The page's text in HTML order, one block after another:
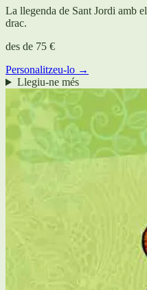
La llegenda de Sant Jordi amb
drac.
des de 75 €
Personalitzeu-lo →
Llegiu-ne més